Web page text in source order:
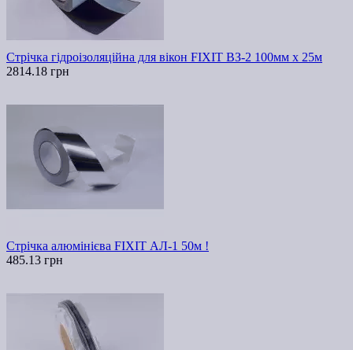
Стрічка гідроізоляційна для вікон FIXIT ВЗ-2 100мм х 25м
2814.18 грн
Стрічка алюмінієва FIXIT АЛ-1 50м !
485.13 грн